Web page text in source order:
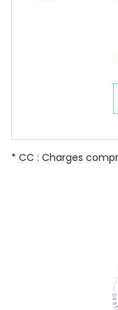
* CC : Charges